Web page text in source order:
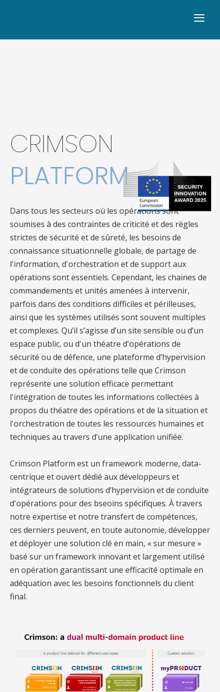
≡
CRIMSON
PLATFORM
Dans tous les secteurs où les opérations sont
soumises à des contraintes de criticité et des règles
strictes de sécurité et de sûreté, les besoins de
connaissance situationnelle globale, de partage de
l'information, d'orchestration et de support aux
opérations sont essentiels. Cependant, les chaines de
commandements et unités amenées à intervenir,
parfois dans des conditions difficiles et périlleuses,
ainsi que les systèmes utilisés sont souvent multiples
et complexes. Qu’il s’agisse d’un site sensible ou d’un
espace public, ou d'un théatre d'opérations de
sécurité ou de défence, une plateforme d’hypervision
et de conduite des opérations telle que Crimson
représente une solution efficace permettant
l'intégration de toutes les informations collectées à
propos du théatre des opérations et de la situation et
l'orchestration de toutes les ressources humaines et
techniques au travers d’une application unifiée.
Crimson Platform est un framework moderne, data-
centrique et ouvert dédié aux développeurs et
intégrateurs de solutions d’hypervision et de conduite
d'opérations pour des bseoins spécifiques. À travers
notre expertise et notre transfert de compétences,
ces derniers peuvent, en toute autonomie, développer
et déployer une solution clé en main, « sur mesure »
basé sur un framework innovant et largement utilisé
en opération garantissant une efficacité optimale en
adéquation avec les besoins fonctionnels du client
final.